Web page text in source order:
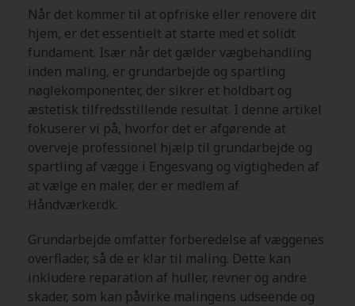
Når det kommer til at opfriske eller renovere dit
hjem, er det essentielt at starte med et solidt
fundament. Især når det gælder vægbehandling
inden maling, er grundarbejde og spartling
nøglekomponenter, der sikrer et holdbart og
æstetisk tilfredsstillende resultat. I denne artikel
fokuserer vi på, hvorfor det er afgørende at
overveje professionel hjælp til grundarbejde og
spartling af vægge i Engesvang og vigtigheden af
at vælge en maler, der er medlem af
Håndværker.dk.
Grundarbejde omfatter forberedelse af væggenes
overflader, så de er klar til maling. Dette kan
inkludere reparation af huller, revner og andre
skader, som kan påvirke malingens udseende og